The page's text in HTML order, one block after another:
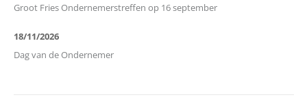
Groot Fries Ondernemerstreffen op 16 september
18/11/2026
Dag van de Ondernemer